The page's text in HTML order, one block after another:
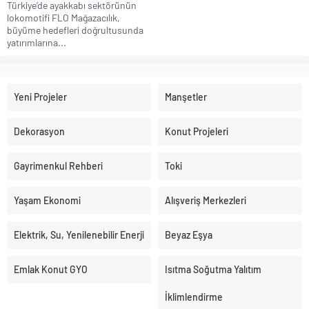
Türkiye’de ayakkabı sektörünün
lokomotifi FLO Mağazacılık,
büyüme hedefleri doğrultusunda
yatırımlarına...
Yeni Projeler Manşetler
Dekorasyon Konut Projeleri
Gayrimenkul Rehberi Toki
Yaşam Ekonomi Alışveriş Merkezleri
Elektrik, Su, Yenilenebilir Enerji Beyaz Eşya
Emlak Konut GYO Isıtma Soğutma Yalıtım
İklimlendirme